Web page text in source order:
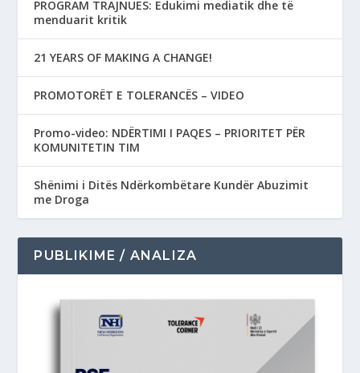
PROGRAM TRAJNUES: Edukimi mediatik dhe të
menduarit kritik
21 YEARS OF MAKING A CHANGE!
PROMOTORËT E TOLERANCËS – VIDEO
Promo-video: NDËRTIMI I PAQES – PRIORITET PËR
KOMUNITETIN TIM
Shënimi i Ditës Ndërkombëtare Kundër Abuzimit
me Droga
PUBLIKIME / ANALIZA